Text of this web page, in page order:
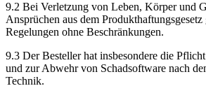
9.2 Bei Verletzung von Leben, Körper und
Ansprüchen aus dem
Regelungen ohne Beschränkungen.
9.3 Der Besteller hat insbesondere die
und zur Abwehr von Schadsoftware nach
Technik.